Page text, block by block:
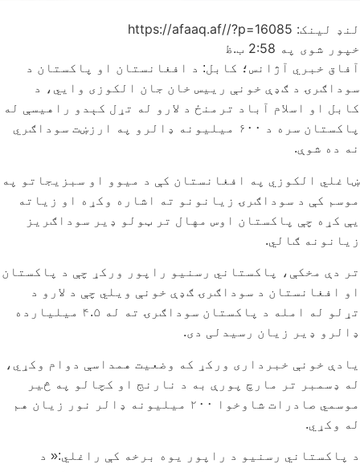
لنډ لینک: https://afaaq.af//?p=16085
خپور شوی په 2:58 ب.ظ
آفاق خبري آژانس؛ کابل: د افغانستان او پاکستان د
سوداګرۍ د ګډې خونې رییس خان جان الکوزی وايي، د
کابل او اسلام آباد ترمنځ د لارو له تړل کېدو راهیسې له
پاکستان سره د ۶۰۰ میلیونه ډالرو په ارزښت سوداګري
نه ده شوې.
ښاغلي الکوزي په افغانستان کې د میوو او سبزیجاتو په
موسم کې د سوداګرۍ زیانونو ته اشاره وکړه او زیاته
یې کړه چې پاکستان اوس مهال تر ټولو ډیر سوداګریز
زیانونه ګالي.
تر دې مخکې، پاکستاني رسنیو راپور ورکړ چې د پاکستان
او افغانستان د سوداګرۍ ګډې خونې ویلي چې د لارو د
تړلو له امله د پاکستان سوداګرۍ ته له ۴.۵ میلیارده
ډالرو ډیر زیان رسیدلی دی.
یادې خونې خبرداری ورکړ که وضعیت همداسې دوام وکړي،
له ډسمبر تر مارچ پورې به د نارنج او کچالو په څیر
موسمي صادرات شاوخوا ۲۰۰ میلیونه ډالر نور زیان هم
له وکړي.
د پاکستاني رسنیو د راپور یوه برخه کې راغلي:« د